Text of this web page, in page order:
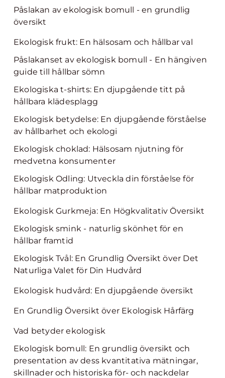
Påslakan av ekologisk bomull - en grundlig
översikt
Ekologisk frukt: En hälsosam och hållbar val
Påslakanset av ekologisk bomull - En hängiven
guide till hållbar sömn
Ekologiska t-shirts: En djupgående titt på
hållbara klädesplagg
Ekologisk betydelse: En djupgående förståelse
av hållbarhet och ekologi
Ekologisk choklad: Hälsosam njutning för
medvetna konsumenter
Ekologisk Odling: Utveckla din förståelse för
hållbar matproduktion
Ekologisk Gurkmeja: En Högkvalitativ Översikt
Ekologisk smink - naturlig skönhet för en
hållbar framtid
Ekologisk Tvål: En Grundlig Översikt över Det
Naturliga Valet för Din Hudvård
Ekologisk hudvård: En djupgående översikt
En Grundlig Översikt över Ekologisk Hårfärg
Vad betyder ekologisk
Ekologisk bomull: En grundlig översikt och
presentation av dess kvantitativa mätningar,
skillnader och historiska för- och nackdelar